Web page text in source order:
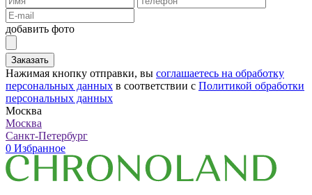
добавить фото
Заказать
Нажимая кнопку отправки, вы соглашаетесь на обработку
персональных данных в соответствии с Политикой обработки
персональных данных
Москва
Москва
Санкт-Петербург
0 Избранное